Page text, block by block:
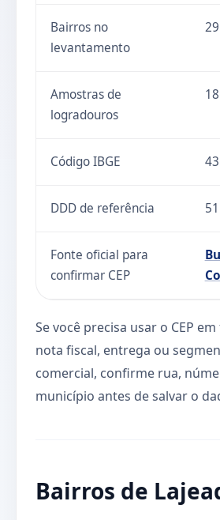
Bairros no
levantamento
29
Amostras de
logradouros
18
Código IBGE
DDD de referência 51
Fonte oficial para
confirmar CEP
Se você precisa usar o CEP
nota fiscal, entrega ou
comercial, confirme rua,
município antes de salvar o
Bairros de